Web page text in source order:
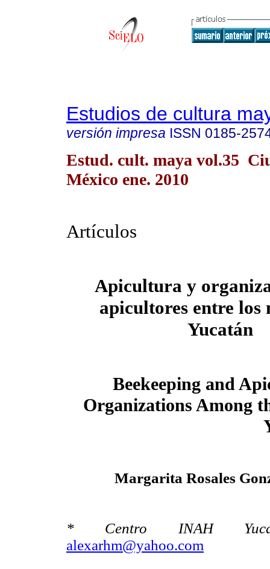
Estudios de cultura
versión impresa ISSN 0185-
Estud. cult. maya vol.35
México ene. 2010
Artículos
Apicultura y
apicultores entre los
Yucatán
Beekeeping and
Organizations Among
Margarita Rosales
* Centro INAH
alexarhm@yahoo.com